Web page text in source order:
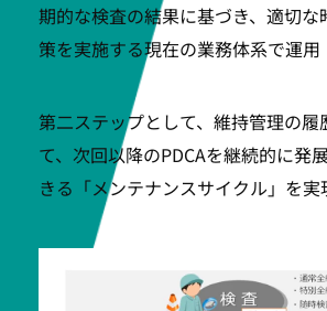
期的な検査の結果に基づき、適切な
策を実施する現在の業務体系で運用
第二ステップとして、維持管理の履
て、次回以降のPDCAを継続的に発
きる「メンテナンスサイクル」を実